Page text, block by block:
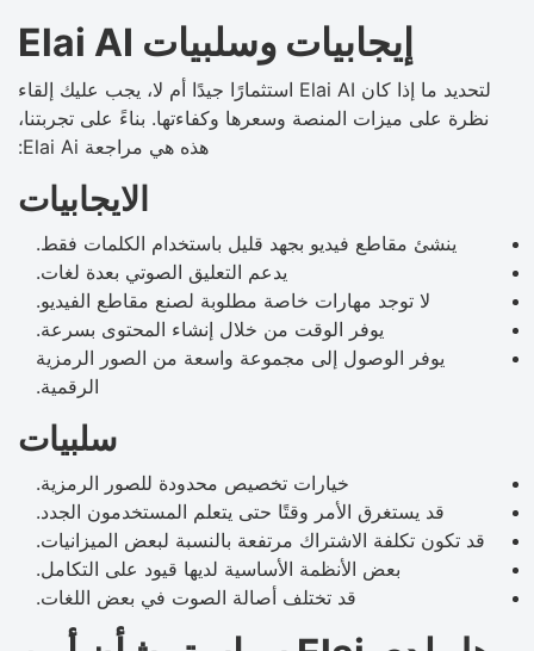
إيجابيات وسلبيات Elai AI
لتحديد ما إذا كان Elai AI استثمارًا جيدًا أم لا، يجب عليك إلقاء
نظرة على ميزات المنصة وسعرها وكفاءتها. بناءً على تجربتنا،
هذه هي مراجعة Elai Ai:
الايجابيات
ينشئ مقاطع فيديو بجهد قليل باستخدام الكلمات فقط.
يدعم التعليق الصوتي بعدة لغات.
لا توجد مهارات خاصة مطلوبة لصنع مقاطع الفيديو.
يوفر الوقت من خلال إنشاء المحتوى بسرعة.
يوفر الوصول إلى مجموعة واسعة من الصور الرمزية
الرقمية.
سلبيات
خيارات تخصيص محدودة للصور الرمزية.
قد يستغرق الأمر وقتًا حتى يتعلم المستخدمون الجدد.
قد تكون تكلفة الاشتراك مرتفعة بالنسبة لبعض الميزانيات.
بعض الأنظمة الأساسية لديها قيود على التكامل.
قد تختلف أصالة الصوت في بعض اللغات.